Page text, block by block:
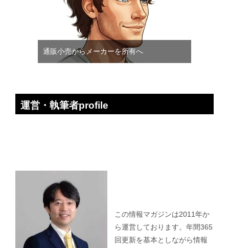
通販小売からメーカーを所有へ
運営・執筆者profile
この情報マガジンは2011年か
ら運営しております。年間365
回更新を基本としながら情報